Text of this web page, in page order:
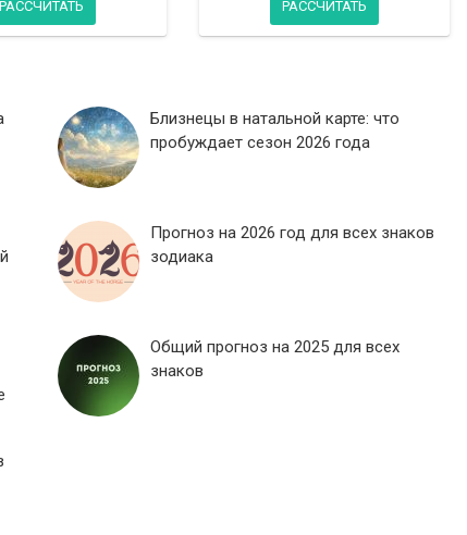
РАССЧИТАТЬ РАССЧИТАТЬ
Близнецы в натальной карте: что
пробуждает сезон 2026 года
Прогноз на 2026 год для всех знаков
зодиака
Общий прогноз на 2025 для всех
знаков